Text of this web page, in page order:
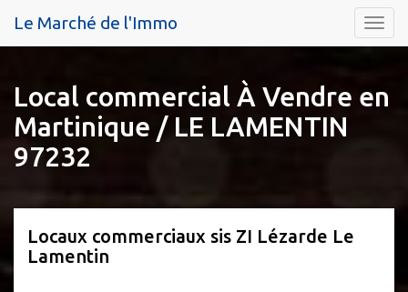
Menu
Le Marché de l'Immo
Local commercial À Vendre en
Martinique / LE LAMENTIN
97232
Locaux commerciaux sis ZI Lézarde Le
Lamentin